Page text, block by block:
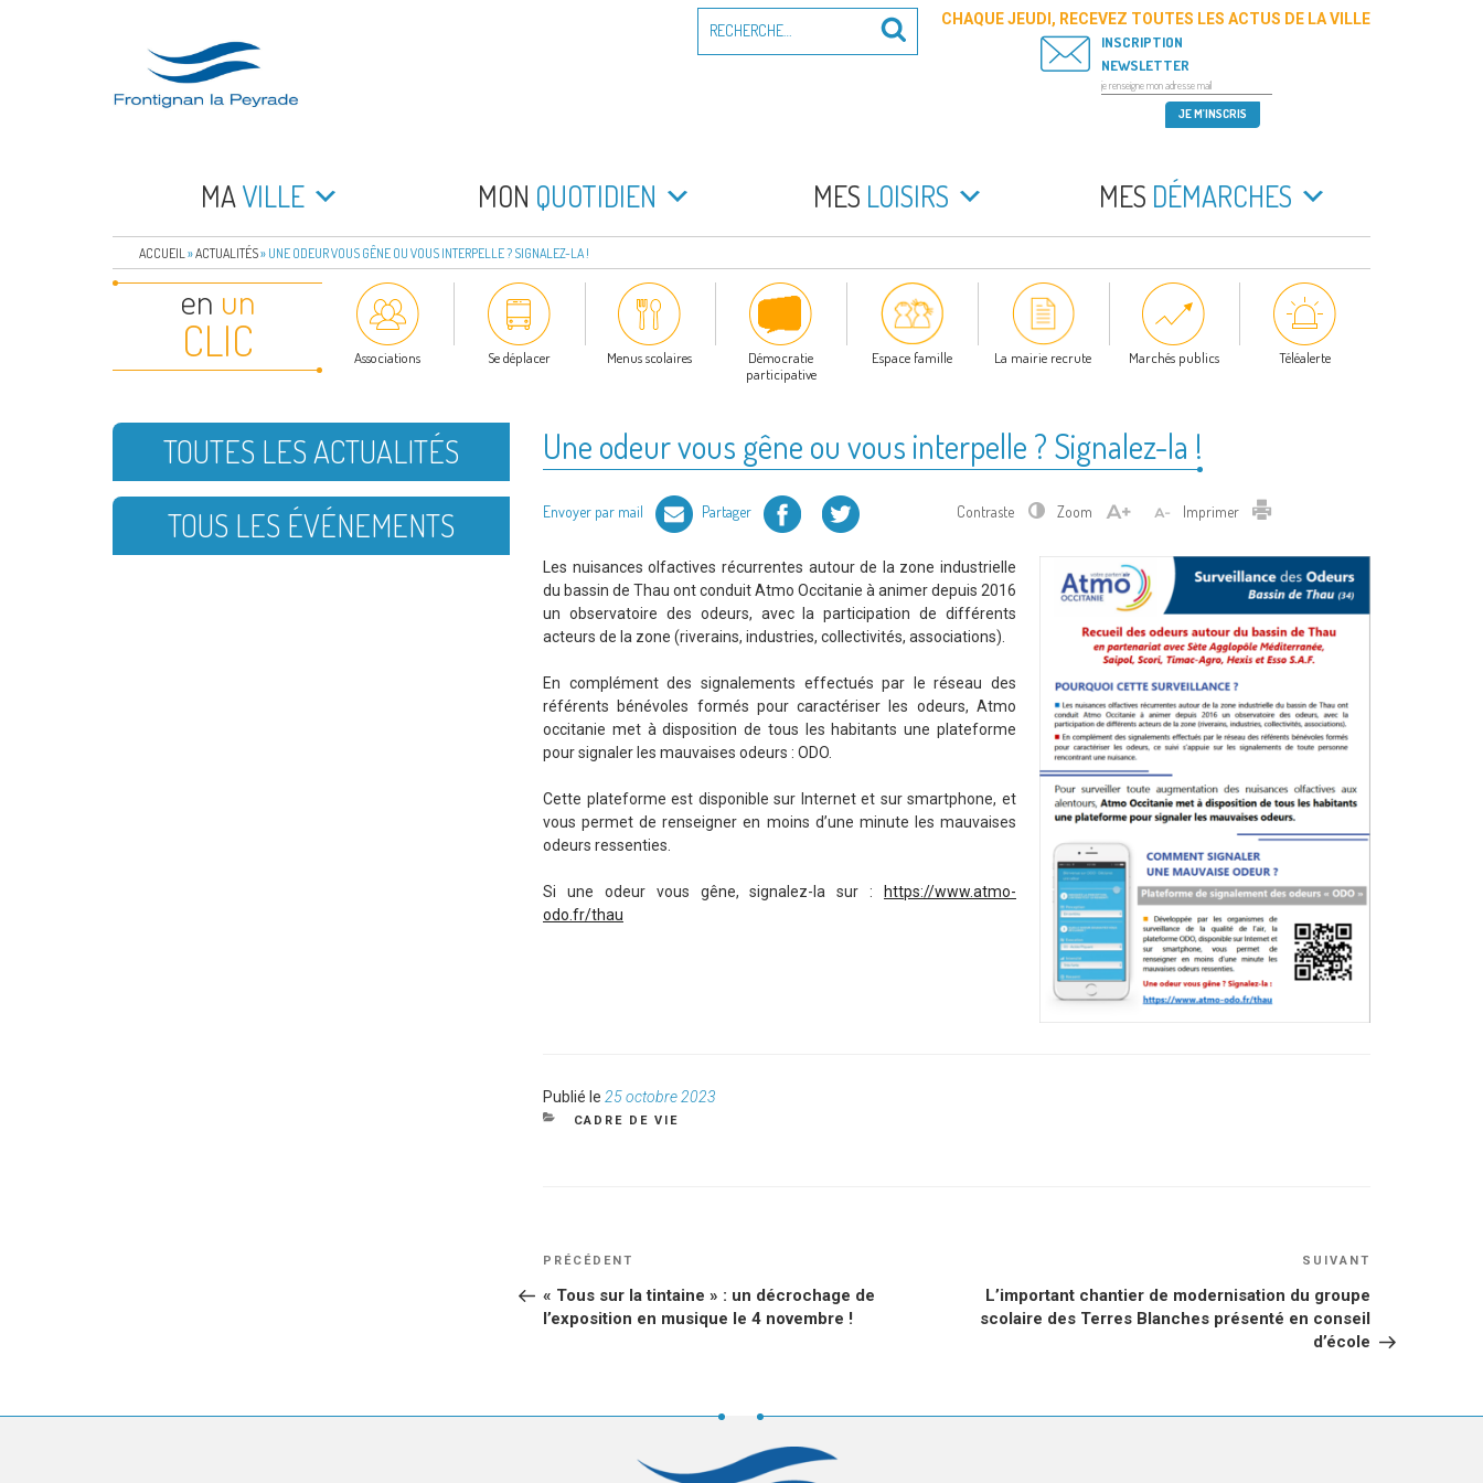
FRONTIGNAN LA PEYRADE
pour
Recherche
CHAQUE JEUDI, RECEVEZ TOUTES LES ACTUS DE LA VILLE
INSCRIPTION
NEWSLETTER
MAVILLE MON QUOTIDIEN MES LOISIRS MES DÉMARCHES
ACCUEIL »ACTUALITÉS» UNE ODEUR VOUS GÊNE OU VOUS INTERPELLE ? SIGNALEZ-LA !
en un
CLIC Associations Se déplacer Menus scolaires
Démocratie
participative
Espace famille La mairie recrute Marchés publics Téléalerte
Une odeur vous gêne ou vous interpelle ? Signalez-la !
Envoyer par mail Partager Facebook Twitter Contraste Zoom Imprimer Imprimer
Les nuisances olfactives récurrentes autour de la zone industrielle
du bassin de Thau ont conduit Atmo Occitanie à animer depuis 2016
un observatoire des odeurs, avec la participation de différents
acteurs de la zone (riverains, industries, collectivités, associations).
En complément des signalements effectués par le réseau des
référents bénévoles formés pour caractériser les odeurs, Atmo
occitanie met à disposition de tous les habitants une plateforme
pour signaler les mauvaises odeurs : ODO.
Cette plateforme est disponible sur Internet et sur smartphone, et
vous permet de renseigner en moins d’une minute les mauvaises
odeurs ressenties.
Si une odeur vous gêne, signalez-la sur :
https://www.atmo-
odo.fr/thau
Publié le Publié
le
25 octobre 2023
CATÉGORIES
CADRE DE VIE
NAVIGATION
DE
L’ARTICLE
Article
PRÉCÉDENT
« Tous sur la tintaine » : un décrochage de
l’exposition en musique le 4 novembre !
SUIVANT
L’important chantier de modernisation du groupe
scolaire des Terres Blanches présenté en conseil
d’école
TOUTES LES ACTUALITÉS
TOUS LES ÉVÉNEMENTS